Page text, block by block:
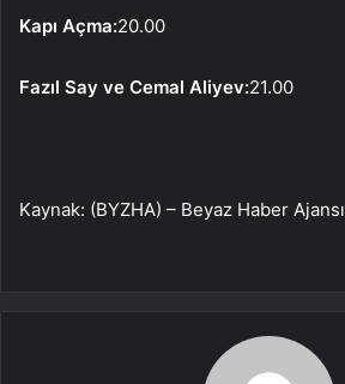
Kapı Açma:20.00
Fazıl Say ve Cemal Aliyev:21.00
Kaynak: (BYZHA) – Beyaz Haber Ajansı